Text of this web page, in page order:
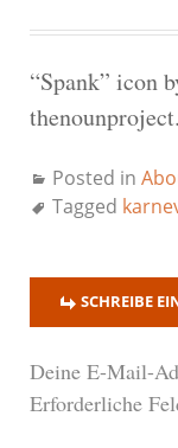
“Spank” icon
Posted in
Tagged
SCHREIBE
Deine E-Mail-
Erforderliche